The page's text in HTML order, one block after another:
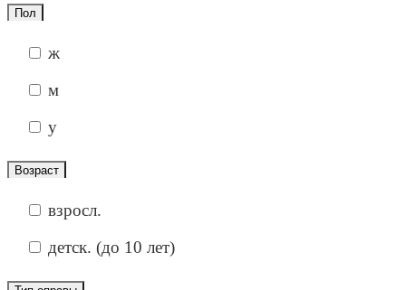
Пол
ж
м
у
Возраст
взросл.
детск. (до 10 лет)